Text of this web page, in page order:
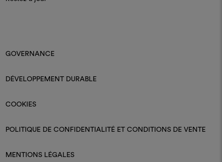
GOVERNANCE
DÉVELOPPEMENT DURABLE
COOKIES
POLITIQUE DE CONFIDENTIALITÉ ET CONDITIONS DE VENTE
MENTIONS LÉGALES